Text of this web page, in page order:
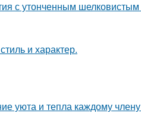
с утонченным
и характер.
уюта и тепла каждому